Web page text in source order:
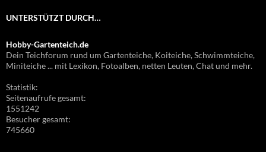
UNTERSTÜTZT DURCH…
Hobby-Gartenteich.de
Dein Teichforum rund um Gartenteiche, Koiteiche, Schwimmteiche,
Miniteiche ... mit Lexikon, Fotoalben, netten Leuten, Chat und mehr.
Statistik:
Seitenaufrufe gesamt:
1551242
Besucher gesamt:
745660